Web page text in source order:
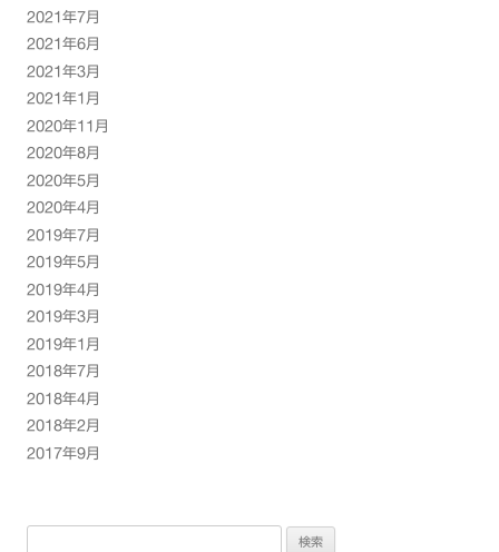
2021年7月
2021年6月
2021年3月
2021年1月
2020年11月
2020年8月
2020年5月
2020年4月
2019年7月
2019年5月
2019年4月
2019年3月
2019年1月
2018年7月
2018年4月
2018年2月
2017年9月